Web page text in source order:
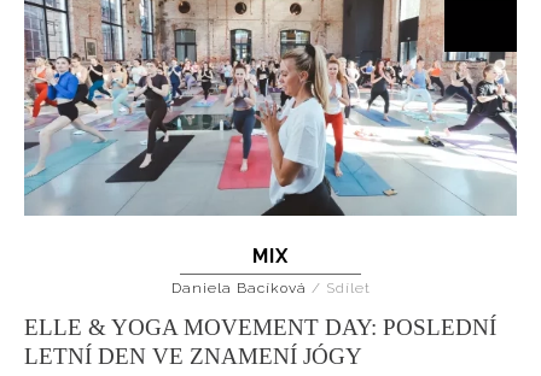
MIX
Daniela Bacíková / Sdílet
ELLE & YOGA MOVEMENT DAY: POSLEDNÍ
LETNÍ DEN VE ZNAMENÍ JÓGY